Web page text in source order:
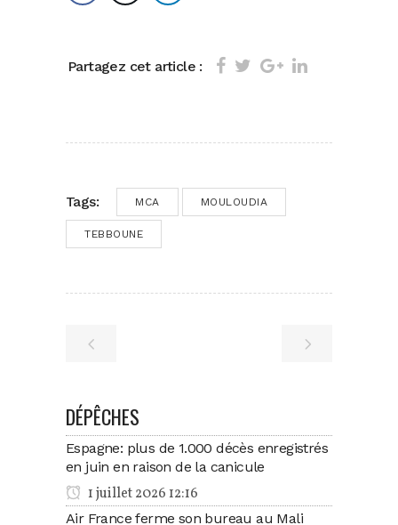
Partagez cet article :
Tags: MCA MOULOUDIA
TEBBOUNE
DÉPÊCHES
Espagne: plus de 1.000 décès enregistrés
en juin en raison de la canicule
1 juillet 2026 12:16
Air France ferme son bureau au Mali